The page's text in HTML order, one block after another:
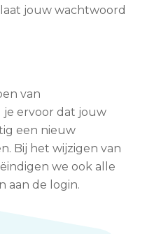
jouw wachtwoord
van
ervoor dat jouw
een nieuw
Bij het wijzigen van
we ook alle
aan de login.